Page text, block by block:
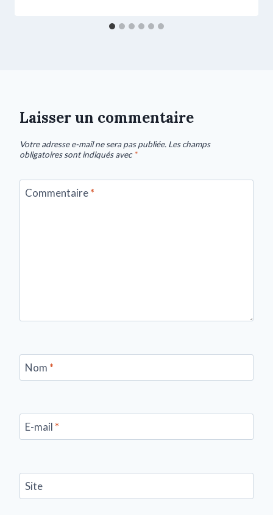
Laisser un commentaire
Votre adresse e-mail ne sera pas publiée. Les champs
obligatoires sont indiqués avec*
Commentaire*
Nom *
E-mail *
Site